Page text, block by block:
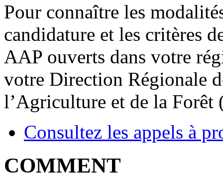
Pour connaître les
candidature et les critères
AAP ouverts dans votre
votre Direction Régionale
l’Agriculture et de la
Consultez les appels à
COMMENT